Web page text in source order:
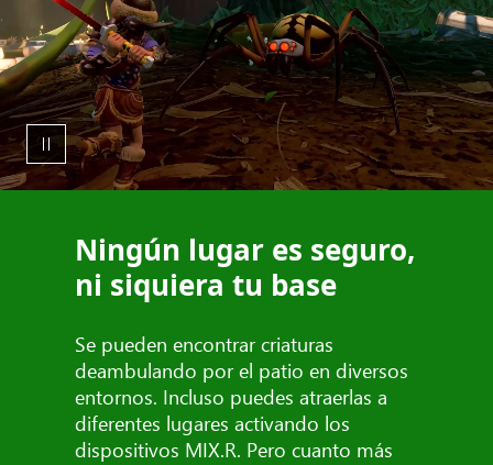
Ningún lugar es seguro,
ni siquiera tu base
Se pueden encontrar criaturas
deambulando por el patio en diversos
entornos. Incluso puedes atraerlas a
diferentes lugares activando los
dispositivos MIX.R. Pero cuanto más